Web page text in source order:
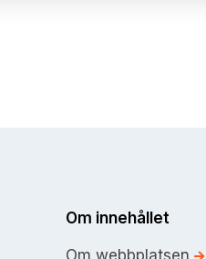
Om innehållet
Om webbplatsen